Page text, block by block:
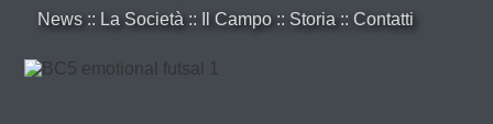
News :: La Società :: Il Campo :: Storia :: Contatti